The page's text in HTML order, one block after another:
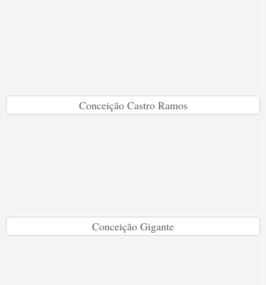
Conceição Castro Ramos
Conceição Gigante